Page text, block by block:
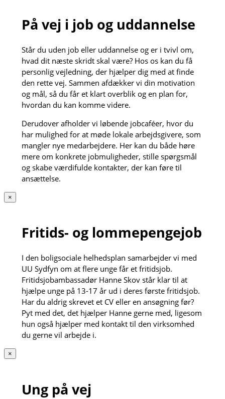
På vej i job og uddannelse
Står du uden job eller uddannelse og er i tvivl om,
hvad dit næste skridt skal være? Hos os kan du få
personlig vejledning, der hjælper dig med at finde
den rette vej. Sammen afdækker vi din motivation
og mål, så du får et klart overblik og en plan for,
hvordan du kan komme videre.
Derudover afholder vi løbende jobcaféer, hvor du
har mulighed for at møde lokale arbejdsgivere, som
mangler nye medarbejdere. Her kan du både høre
mere om konkrete jobmuligheder, stille spørgsmål
og skabe værdifulde kontakter, der kan føre til
ansættelse.
×
Fritids- og lommepengejob
I den boligsociale helhedsplan samarbejder vi med
UU Sydfyn om at flere unge får et fritidsjob.
Fritidsjobambassadør Hanne Skov står klar til at
hjælpe unge på 13-17 år ud i deres første fritidsjob.
Har du aldrig skrevet et CV eller en ansøgning før?
Pyt med det, det hjælper Hanne gerne med, ligesom
hun også hjælper med kontakt til den virksomhed
du gerne vil arbejde i.
×
Ung på vej